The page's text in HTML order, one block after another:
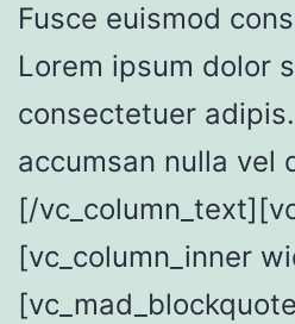
Fusce euismod
Lorem ipsum dolor
consectetuer
accumsan nulla vel
[/
[vc_column_inner